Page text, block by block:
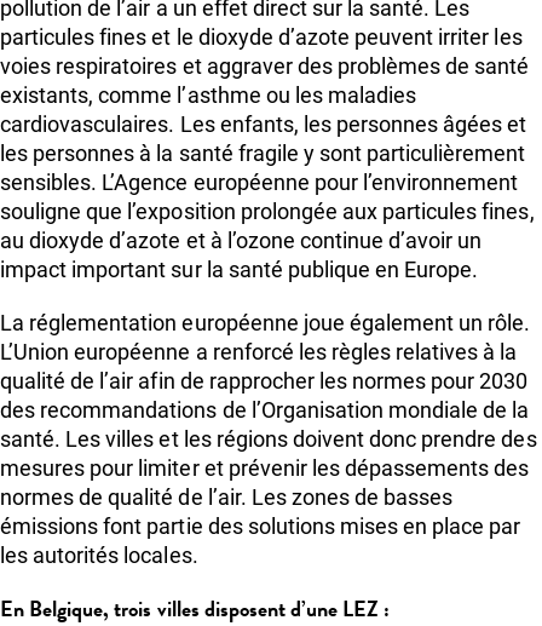
pollution de l’air a un effet direct sur la santé. Les
particules fines et le dioxyde d’azote peuvent irriter les
voies respiratoires et aggraver des problèmes de santé
existants, comme l’asthme ou les maladies
cardiovasculaires. Les enfants, les personnes âgées et
les personnes à la santé fragile y sont particulièrement
sensibles. L’Agence européenne pour l’environnement
souligne que l’exposition prolongée aux particules fines,
au dioxyde d’azote et à l’ozone continue d’avoir un
impact important sur la santé publique en Europe.
La réglementation européenne joue également un rôle.
L’Union européenne a renforcé les règles relatives à la
qualité de l’air afin de rapprocher les normes pour 2030
des recommandations de l’Organisation mondiale de la
santé. Les villes et les régions doivent donc prendre des
mesures pour limiter et prévenir les dépassements des
normes de qualité de l’air. Les zones de basses
émissions font partie des solutions mises en place par
les autorités locales.
En Belgique, trois villes disposent d’une LEZ :